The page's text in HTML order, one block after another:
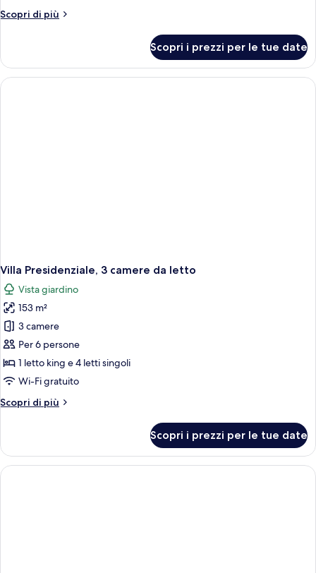
mare
Scopri di più
Altri
Standard,
vista
mare
Scopri i prezzi per le tue date
Villa Presidenziale, 3 camere da letto
Vista giardino
153 m²
3 camere
Per 6 persone
1 letto king e 4 letti singoli
Wi-Fi gratuito
Scopri di più
Altri
Presidenziale,
camere
Scopri i prezzi per le tue date